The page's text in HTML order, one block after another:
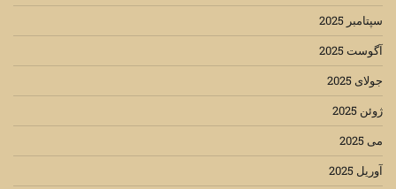
سپتامبر 2025
آگوست 2025
جولای 2025
ژوئن 2025
می 2025
آوریل 2025